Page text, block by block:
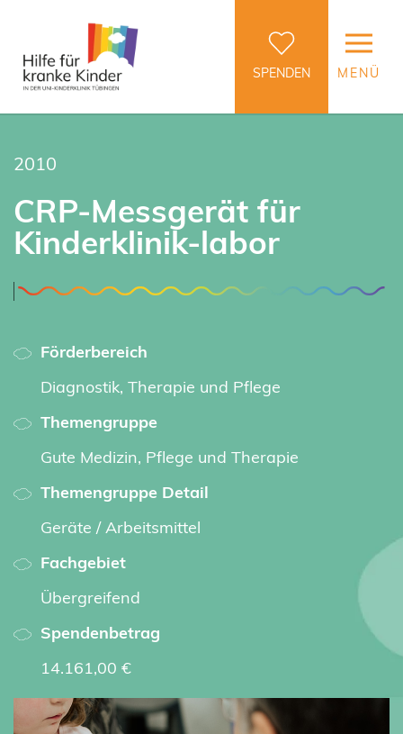
SPENDEN MENÜ
2010
CRP-Messgerät für
Kinderklinik-labor
Förderbereich
Diagnostik, Therapie und Pflege
Themengruppe
Gute Medizin, Pflege und Therapie
Themengruppe Detail
Geräte / Arbeitsmittel
Fachgebiet
Übergreifend
Spendenbetrag
14.161,00 €